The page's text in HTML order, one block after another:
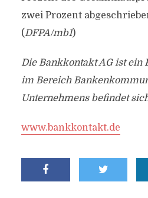
zwei Prozent
(DFPA/mb1)
Die Bankkontakt AG ist ein
im Bereich
Unternehmens befindet
www.bankkontakt.de